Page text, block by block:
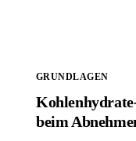
GRUNDLAGEN
beim